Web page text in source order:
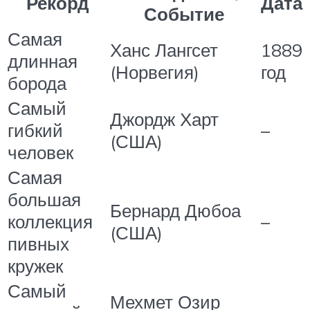
Событие
Самая
длинная
борода
Ханс Лангсет
(Норвегия)
1889
год
Самый
гибкий
человек
Джордж Харт
(США)
–
Самая
большая
коллекция
пивных
кружек
Бернард Дюбоа
(США)
–
Самый
Мехмет Озир